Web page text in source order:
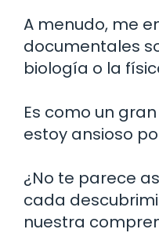
A menudo, me
documentales
biología o la
Es como un
estoy ansioso
¿No te parece
cada
nuestra